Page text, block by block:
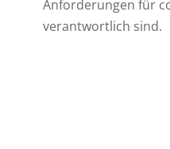
Anforderungen für
verantwortlich sind.